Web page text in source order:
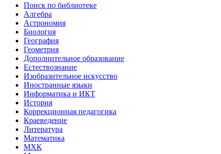
Поиск по библиотеке
Алгебра
Астрономия
Биология
География
Геометрия
Дополнительное образование
Естествознание
Изобразительное искусство
Иностранные языки
Информатика и ИКТ
История
Коррекционная педагогика
Краеведение
Литература
Математика
МХК